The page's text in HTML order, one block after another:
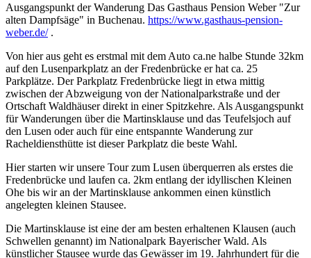
Ausgangspunkt der Wanderung Das Gasthaus Pension Weber "Zur
alten Dampfsäge" in Buchenau. https://www.gasthaus-pension-
weber.de/.
Von hier aus geht es erstmal mit dem Auto ca.ne halbe Stunde 32km
auf den Lusenparkplatz an der Fredenbrücke er hat ca. 25
Parkplätze. Der Parkplatz Fredenbrücke liegt in etwa mittig
zwischen der Abzweigung von der Nationalparkstraße und der
Ortschaft Waldhäuser direkt in einer Spitzkehre. Als Ausgangspunkt
für Wanderungen über die Martinsklause und das Teufelsjoch auf
den Lusen oder auch für eine entspannte Wanderung zur
Racheldiensthütte ist dieser Parkplatz die beste Wahl.
Hier starten wir unsere Tour zum Lusen überquerren als erstes die
Fredenbrücke und laufen ca. 2km entlang der idyllischen Kleinen
Ohe bis wir an der Martinsklause ankommen einen künstlich
angelegten kleinen Stausee.
Die Martinsklause ist eine der am besten erhaltenen Klausen (auch
Schwellen genannt) im Nationalpark Bayerischer Wald. Als
künstlicher Stausee wurde das Gewässer im 19. Jahrhundert für die